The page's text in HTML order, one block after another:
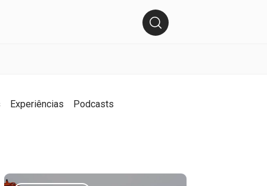
Experiências Podcasts